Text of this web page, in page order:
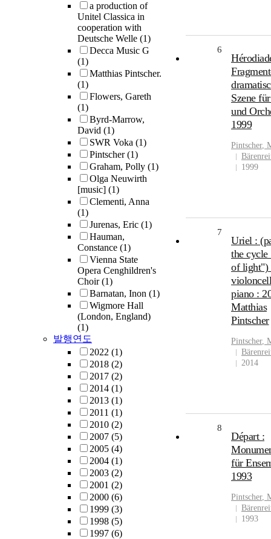
a production of
Unitel Classica in
cooperation with
Deutsche Welle (1)
Decca Music G
(1)
Matthias Pintscher.
(1)
Flowers, Gareth
(1)
Byrd-Marrow,
David (1)
SWR Voka (1)
Pintscher(1)
Graham, Polly (1)
Olga Neuwirth
[music] (1)
Clementi, Anna
(1)
Jurenas, Eric (1)
Hauman,
Constance (1)
Vienna State
Opera Cenghildren's
Choir(1)
Barnatan, Inon (1)
Wigmore Hall
(London, England)
(1)
발행연도
2022 (1)
2018 (2)
2017 (2)
2014 (1)
2013 (1)
2011 (1)
2010 (2)
2007 (5)
2005 (4)
2004 (1)
2003 (2)
2001 (2)
2000 (6)
1999 (3)
1998 (5)
1997 (6)
6
Szene
und
1999
Pintscher,
1999
7
Uriel :
the
of light")
piano :
Matthias
Pintscher
Pintscher,
2014
8
Départ :
für
1993
Pintscher,
1993